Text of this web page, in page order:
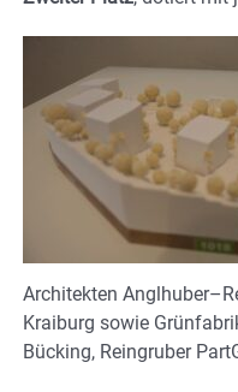
Architekten
Kraiburg sowie
Bücking, Reingruber